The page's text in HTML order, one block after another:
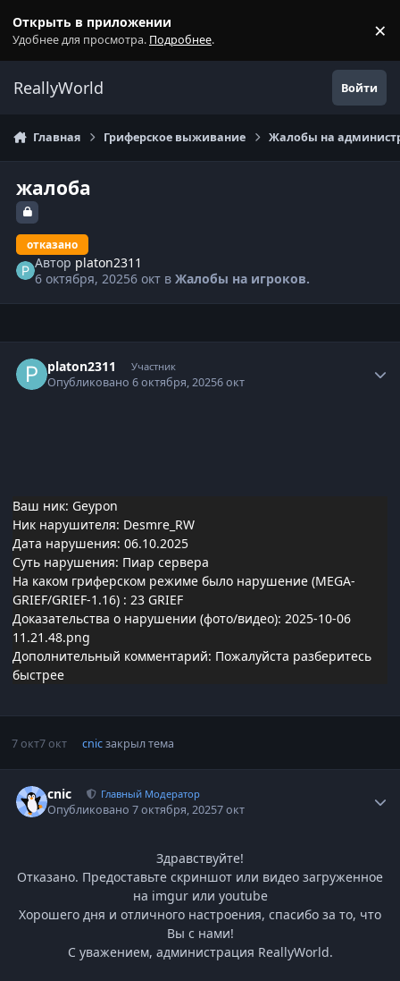
Открыть в приложении
Удобнее для просмотра. Подробнее. ×
ReallyWorld Войти
Главная Гриферское выживание Жалобы на
жалоба
отказано
Автор platon2311
6 октября, 20256 окт вЖалобы на игроков.
platon2311 Участник
Опубликовано6 октября, 20256 окт
Ваш ник: Geypon
Ник нарушителя: Desmre_RW
Дата нарушения: 06.10.2025
Суть нарушения: Пиар сервера
На каком гриферском режиме было нарушение (MEGA-
GRIEF/GRIEF-1.16) : 23 GRIEF
Доказательства о нарушении (фото/видео): 2025-10-06
11.21.48.png
Дополнительный комментарий: Пожалуйста разберитесь
быстрее
7 окт7 окт cnicзакрыл тема
cnic Главный Модератор
Опубликовано7 октября, 20257 окт
Здравствуйте!
Отказано. Предоставьте скриншот или видео загруженное
на imgur или youtube
Хорошего дня и отличного настроения, спасибо за то, что
Вы с нами!
С уважением, администрация ReallyWorld.